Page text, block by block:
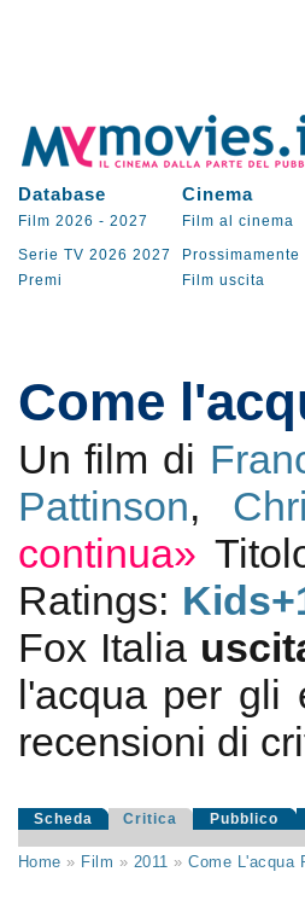
Database Cinema
Film 2026 - 2027 Film al cinema
Serie TV 2026 2027 Prossimamente
Premi
Film uscita
Come
Un film di
Pattinson,
continua»
Ratings:
Fox Italia
l'acqua per gli
recensioni di
Scheda Critica Pubblico
Home » Film » 2011 »Come L'acqua